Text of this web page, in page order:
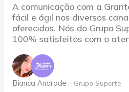
A comunicação com a
fácil e ágil nos diversos
oferecidos. Nós do Grupo
100% satisfeitos com o
Bianca Andrade – Grupo Suporte